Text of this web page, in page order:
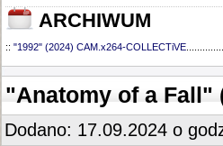
ARCHIWUM
:: "1992" (2024) CAM.x264-COLLECTiVE
"Anatomy of a Fall"
Dodano: 17.09.2024 o